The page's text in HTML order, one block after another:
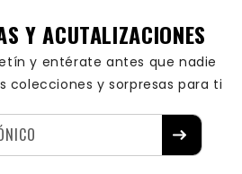
Y ACUTALIZACIONES
y entérate antes que nadie
colecciones y sorpresas para ti